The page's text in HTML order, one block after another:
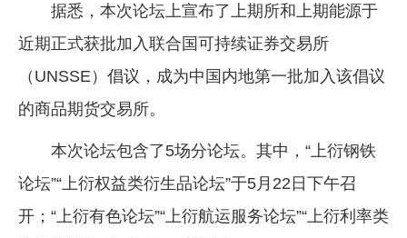
据悉，本次论坛上宣布了上期所和上期能源于
近期正式获批加入联合国可持续证券交易所
（UNSSE）倡议，成为中国内地第一批加入该倡议
的商品期货交易所。
本次论坛包含了5场分论坛。其中，“上衍钢铁
论坛”“上衍权益类衍生品论坛”于5月22日下午召
开；“上衍有色论坛”“上衍航运服务论坛”“上衍利率类